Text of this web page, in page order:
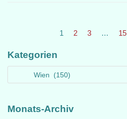
1 2 3 … 15
Kategorien
Monats-Archiv